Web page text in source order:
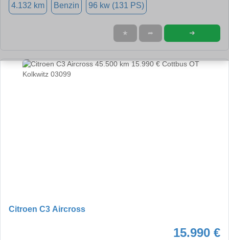
4.132 km Benzin 96 kw (131 PS)
★ ➦ ➜
Citroen C3 Aircross
15.990 €